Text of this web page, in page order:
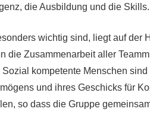
die Ausbildung und die Skills.
wichtig sind, liegt auf der
die Zusammenarbeit aller
kompetente Menschen
und ihres Geschicks für
so dass die Gruppe